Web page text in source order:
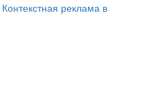
Контекстная реклама в